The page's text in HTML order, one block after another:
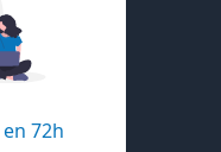
72h